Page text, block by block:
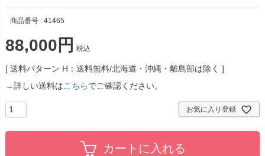
商品番号 41465
88,000 税込
送料パターン H：送料無料/北海道・沖縄・離島部は除く
→詳しい送料はこちらでご確認ください。
お気に入り登録
カートに入れる